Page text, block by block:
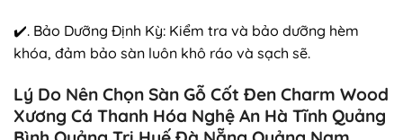
✔️. Bảo Dưỡng Định Kỳ: Kiểm tra và bảo dưỡng hèm
khóa, đảm bảo sàn luôn khô ráo và sạch sẽ.
Lý Do Nên Chọn Sàn Gỗ Cốt Đen Charm Wood
Xương Cá Thanh Hóa Nghệ An Hà Tĩnh Quảng